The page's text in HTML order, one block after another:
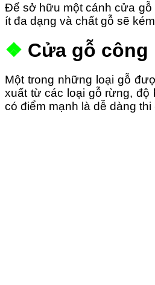
Để sở hữu một cánh cửa gỗ
ít đa dạng và chất gỗ sẽ
❖ Cửa gỗ công
Một trong những loại gỗ
xuất từ các loại gỗ rừng, độ
có điểm mạnh là dễ dàng